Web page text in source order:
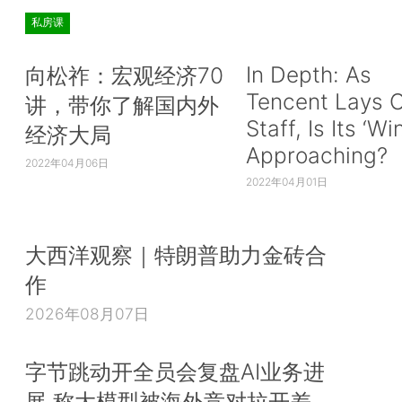
私房课
向松祚：宏观经济70
讲，带你了解国内外
经济大局
2022年04月06日
In Depth: As
Tencent Lays
Staff, Is Its
Approaching?
2022年04月01日
大西洋观察｜特朗普助力金砖合
作
2026年08月07日
字节跳动开全员会复盘AI业务进